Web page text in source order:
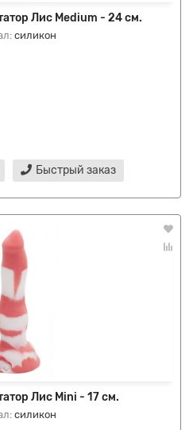
Лис Medium - 24 см.
силикон
Быстрый заказ
Лис Mini - 17 см.
силикон